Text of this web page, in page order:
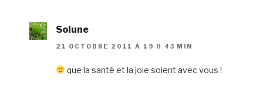
Solune
21 OCTOBRE 2011 À 19 H 43 MIN
que la santé et la joie soient avec vous !